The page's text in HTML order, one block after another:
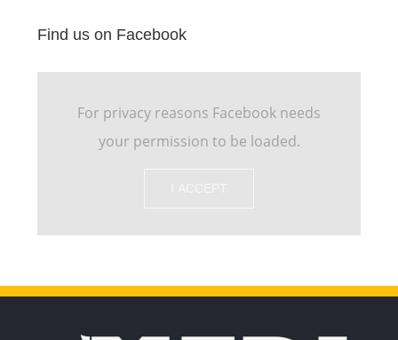
Find us on Facebook
For privacy reasons Facebook needs
your permission to be loaded.